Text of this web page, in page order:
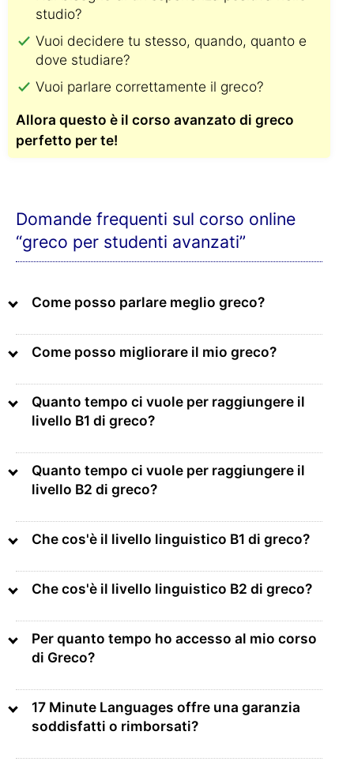
studio?
Vuoi decidere tu stesso, quando, quanto e
dove studiare?
Vuoi parlare correttamente il greco?
Allora questo è il corso avanzato di greco
perfetto per te!
Domande frequenti sul corso online
“greco per studenti avanzati”
Come posso parlare meglio greco?
Come posso migliorare il mio greco?
Quanto tempo ci vuole per raggiungere il
livello B1 di greco?
Quanto tempo ci vuole per raggiungere il
livello B2 di greco?
Che cos'è il livello linguistico B1 di greco?
Che cos'è il livello linguistico B2 di greco?
Per quanto tempo ho accesso al mio corso
di Greco?
17 Minute Languages offre una garanzia
soddisfatti o rimborsati?